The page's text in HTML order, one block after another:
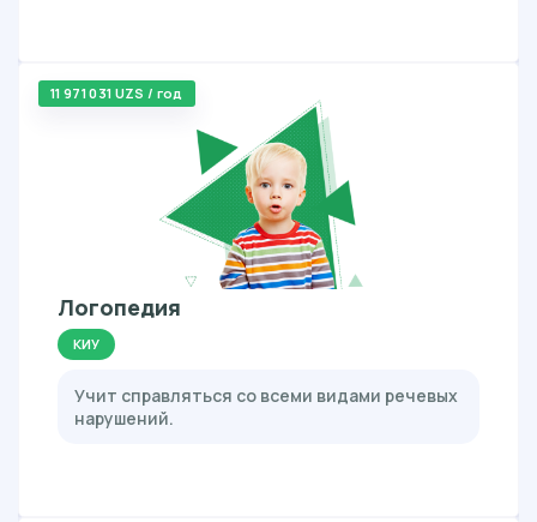
11 971 031 UZS / год
Логопедия
КИУ
Учит справляться со всеми видами речевых
нарушений.